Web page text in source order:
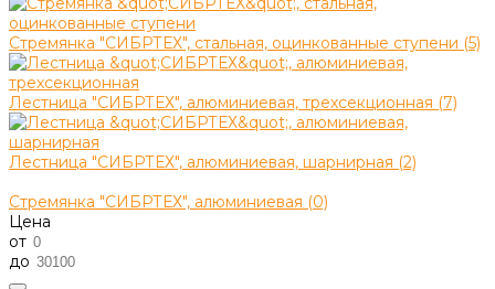
Стремянка "СИБРТЕХ", стальная, оцинкованные ступени (5)
Лестница "СИБРТЕХ", алюминиевая, трехсекционная (7)
Лестница "СИБРТЕХ", алюминиевая, шарнирная (2)
Стремянка "СИБРТЕХ", алюминиевая (0)
Цена
от
до